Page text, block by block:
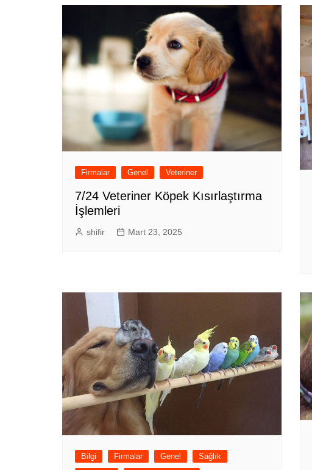
Firmalar Genel Veteriner
7/24 Veteriner Köpek Kısırlaştırma
İşlemleri
shifir Mart 23, 2025
Bilgi Firmalar Genel
Sağlık